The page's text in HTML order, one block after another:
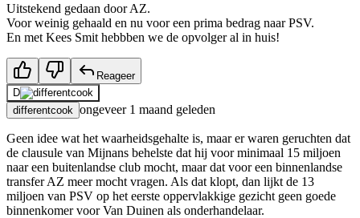
Uitstekend gedaan door AZ.
Voor weinig gehaald en nu voor een prima bedrag naar PSV.
En met Kees Smit hebbben we de opvolger al in huis!
Reageer
D
differentcook ongeveer 1 maand geleden
Geen idee wat het waarheidsgehalte is, maar er waren geruchten dat
de clausule van Mijnans behelste dat hij voor minimaal 15 miljoen
naar een buitenlandse club mocht, maar dat voor een binnenlandse
transfer AZ meer mocht vragen. Als dat klopt, dan lijkt de 13
miljoen van PSV op het eerste oppervlakkige gezicht geen goede
binnenkomer voor Van Duinen als onderhandelaar.